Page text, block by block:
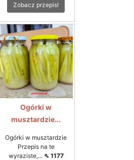
Zobacz przepis!
Ogórki w
musztardzie...
Ogórki w musztardzie
Przepis na te
wyraziste,... ⇖ 1177